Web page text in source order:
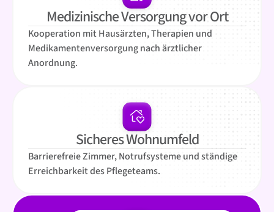
Medizinische Versorgung vor Ort
Kooperation mit Hausärzten, Therapien und
Medikamentenversorgung nach ärztlicher
Anordnung.
Sicheres Wohnumfeld
Barrierefreie Zimmer, Notrufsysteme und ständige
Erreichbarkeit des Pflegeteams.